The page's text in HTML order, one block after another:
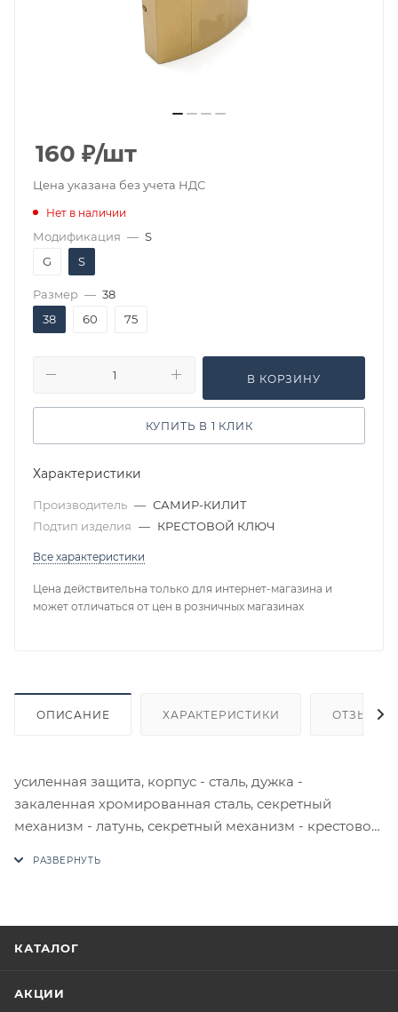
160 ₽/шт
Цена указана без учета НДС
Нет в наличии
Модификация — S
G
S
Размер — 38
38
60 75
В КОРЗИНУ
КУПИТЬ В 1 КЛИК
Характеристики
Производитель — САМИР-КИЛИТ
Подтип изделия — КРЕСТОВОЙ КЛЮЧ
Все характеристики
Цена действительна только для интернет-магазина и
может отличаться от цен в розничных магазинах
ОПИСАНИЕ ХАРАКТЕРИСТИКИ ОТЗЫВЫ
усиленная защита, корпус - сталь, дужка -
закаленная хромированная сталь, секретный
механизм - латунь, секретный механизм - крестовой,
Цены на сайте не являются оптовыми и
КАТАЛОГ
АКЦИИ